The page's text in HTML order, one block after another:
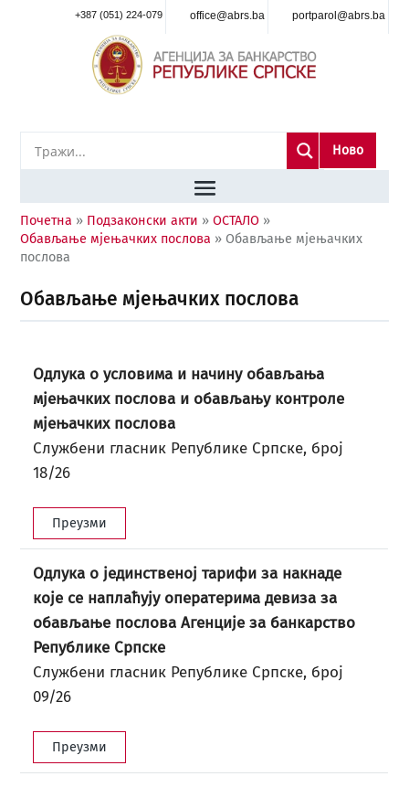
+387 (051) 224-079 office@abrs.ba portparol@abrs.ba
Ново
Почетна » Подзаконски акти »ОСТАЛО »
Обављање мјењачких послова » Обављање мјењачких
послова
Обављање мјењачких послова
Одлука о условима и начину обављања
мјењачких послова и обављању контроле
мјењачких послова
Службени гласник Републике Српске, број
18/26
Преузми
Одлука о јединственој тарифи за накнаде
које се наплаћују оператерима девиза за
обављање послова Агенције за банкарство
Републике Српске
Службени гласник Републике Српске, број
09/26
Преузми